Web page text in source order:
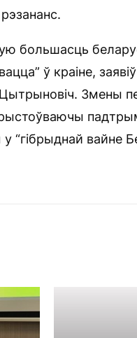
большасць
ў краіне,
Змены
вайне